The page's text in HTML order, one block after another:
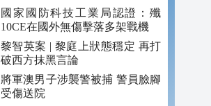
國家國防科技工業局認證：殲
10CE在國外無傷擊落多架戰機
黎智英案 | 黎庭上狀態穩定 再打
破西方抹黑言論
將軍澳男子涉襲警被捕 警員臉腳
受傷送院